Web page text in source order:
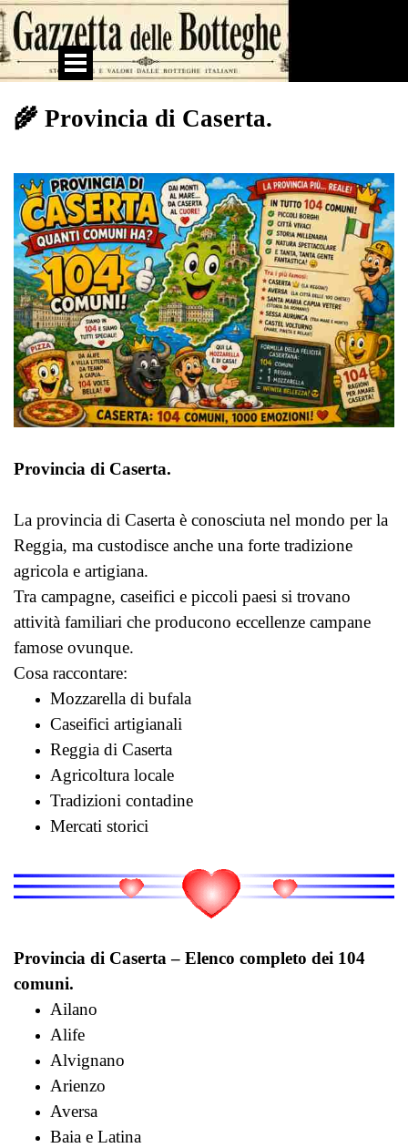
Vai ai contenuti
Salta menù
🌾 Provincia di Caserta.
Provincia di Caserta.
La provincia di Caserta è conosciuta nel mondo per la
Reggia, ma custodisce anche una forte tradizione
agricola e artigiana.
Tra campagne, caseifici e piccoli paesi si trovano
attività familiari che producono eccellenze campane
famose ovunque.
Cosa raccontare:
Mozzarella di bufala
Caseifici artigianali
Reggia di Caserta
Agricoltura locale
Tradizioni contadine
Mercati storici
Provincia di Caserta – Elenco completo dei 104
comuni.
Ailano
Alife
Alvignano
Arienzo
Aversa
Baia e Latina